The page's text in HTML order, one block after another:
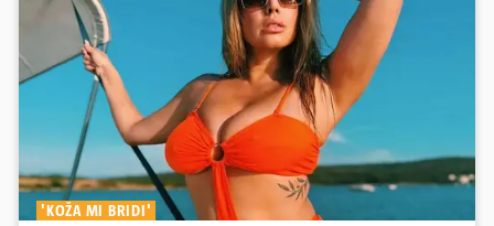
'KOŽA MI BRIDI'